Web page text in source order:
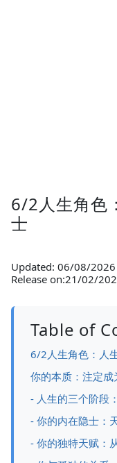
6/2人生角色
士
Updated: 06/08/2026
Release on:21/02/
Table of
6/2人生角色：人
你的本质：注定
- 人生的三个阶段
- 你的内在隐士：
- 你的独特天赋：